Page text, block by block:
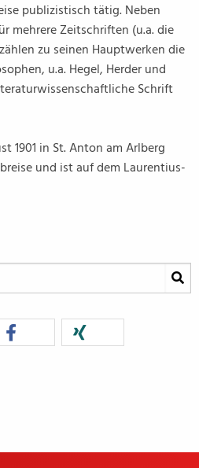
publizistisch tätig. Neben
mehrere Zeitschriften (u.a. die
zu seinen Hauptwerken die
u.a. Hegel, Herder und
Schrift
1901 in St. Anton am Arlberg
und ist auf dem Laurentius-